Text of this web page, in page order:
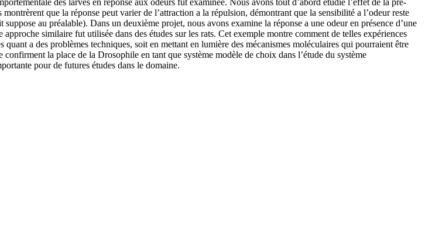
des larves en réponse aux odeurs fut examinée. Nous avons tout d’abord étudie l’effet de la pré-
que la réponse peut varier de l’attraction a la répulsion, démontrant que la sensibilité a l’odeur reste
au préalable). Dans un deuxième projet, nous avons examine la réponse a une odeur en présence d’une
similaire fut utilisée dans des études sur les rats. Cet exemple montre comment de telles expériences
a des problèmes techniques, soit en mettant en lumière des mécanismes moléculaires qui pourraient être
la place de la Drosophile en tant que système modèle de choix dans l’étude du système
pour de futures études dans le domaine.